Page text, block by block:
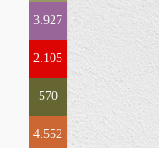
3.927
2.105
570
4.552